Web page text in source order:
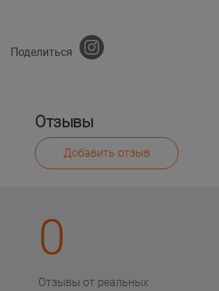
Поделиться
Отзывы
Добавить отзыв
0
Отзывы от реальных